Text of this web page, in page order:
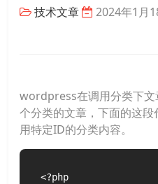
技术文章 2024年1月
wordpress在调用分类下文
个分类的文章，下面的这
用特定ID的分类内容。
<?php